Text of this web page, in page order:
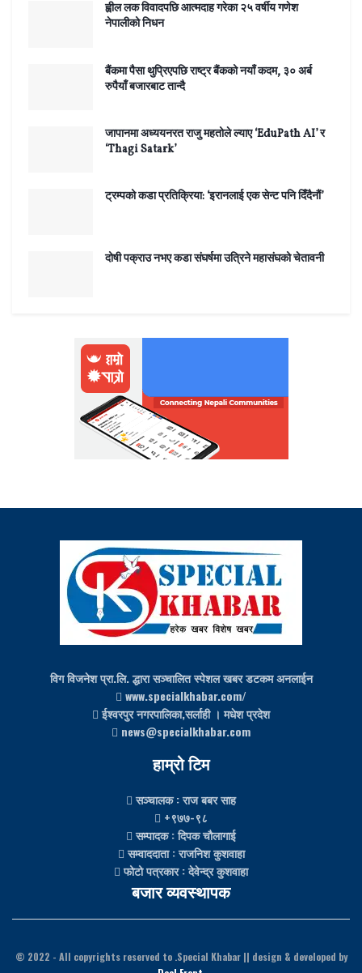
ह्वील लक विवादपछि आत्मदाह गरेका २५ वर्षीय गणेश
नेपालीको निधन
बैंकमा पैसा थुप्रिएपछि राष्ट्र बैंकको नयाँ कदम, ३० अर्ब
रुपैयाँ बजारबाट तान्दै
जापानमा अध्ययनरत राजु महतोले ल्याए ‘EduPath AI’ र
‘Thagi Satark’
ट्रम्पको कडा प्रतिक्रिया: ‘इरानलाई एक सेन्ट पनि दिँदैनौं’
दोषी पक्राउ नभए कडा संघर्षमा उत्रिने महासंघको चेतावनी
विग विजनेश प्रा.लि. द्धारा सञ्चालित स्पेशल खबर डटकम अनलाईन
www.specialkhabar.com/
ईश्‍वरपुर नगरपालिका,सर्लाही । मधेश प्रदेश
news@specialkhabar.com
हाम्रो टिम
सञ्चालक: राज बबर साह
+९७७-९८
सम्पादक: दिपक चौलागाई
सम्वाददाता: राजनिश कुशवाहा
फोटो पत्रकार: देवेन्द्र कुशवाहा
बजार व्यवस्थापक
© 2022 - All copyrights reserved to .Special Khabar || design & developed by